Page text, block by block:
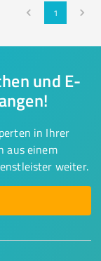
1
und E-
in Ihrer
aus einem
weiter.